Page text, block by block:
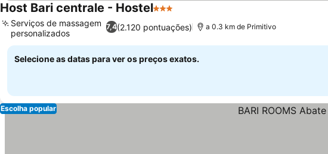
Host Bari centrale - Hostel3 Estrelas
7,4(2.120 pontuações)
Serviços de massagem
personalizados
a 0.3 km de Primitivo
Selecione as datas para ver os preços exatos.
Escolha popular